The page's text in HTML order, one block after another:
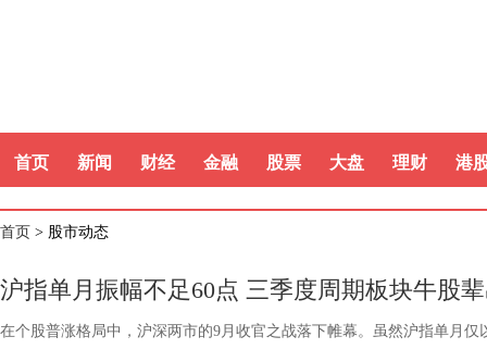
首页 新闻 财经 金融 股票 大盘 理财 港
首页 > 股市动态
沪指单月振幅不足60点 三季度周期板块牛股
在个股普涨格局中，沪深两市的9月收官之战落下帷幕。虽然沪指单月